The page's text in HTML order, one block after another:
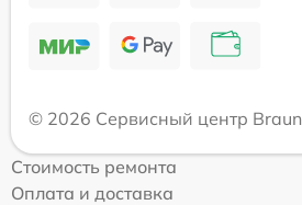
© 2026 Сервисный центр Braun
Стоимость ремонта
Оплата и доставка